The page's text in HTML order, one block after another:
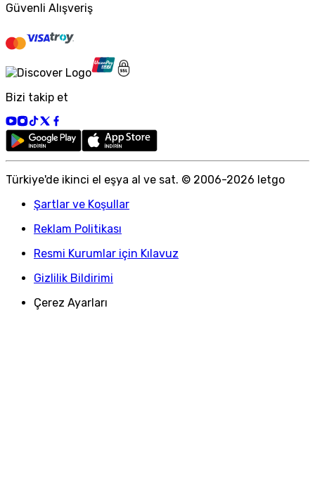
Güvenli Alışveriş
Bizi takip et
Türkiye'de ikinci el eşya al ve sat. © 2006-2026 letgo
Şartlar ve Koşullar
Reklam Politikası
Resmi Kurumlar için Kılavuz
Gizlilik Bildirimi
Çerez Ayarları